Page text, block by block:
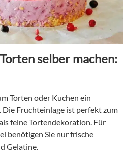
selber machen:
Torten oder Kuchen ein
Die Fruchteinlage ist perfekt zum
feine Tortendekoration. Für
benötigen Sie nur frische
Gelatine.